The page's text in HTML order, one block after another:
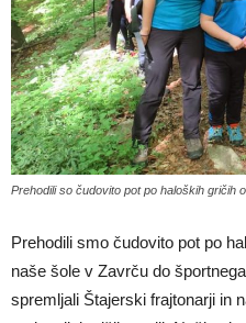
Prehodili so čudovito pot po haloških gričih
Prehodili smo čudovito pot po
naše šole v Zavrču do
spremljali Štajerski frajtonarji in